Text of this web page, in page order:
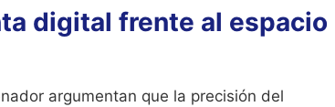
digital frente al espacio
argumentan que la precisión del